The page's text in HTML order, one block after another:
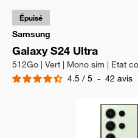
Samsung
Galaxy S24 Ultra
512Go | Vert | Mono sim | Etat
4.5 / 5 - 42 avis
Épuisé